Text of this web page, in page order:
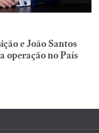
e João Santos
operação no País